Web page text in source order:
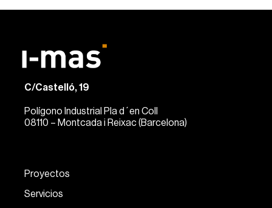
C/Castelló, 19
Polígono Industrial Pla d´en Coll
08110 – Montcada i Reixac (Barcelona)
Proyectos
Servicios